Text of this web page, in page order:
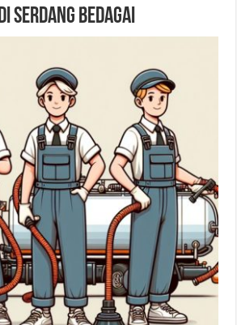
Serdang Bedagai